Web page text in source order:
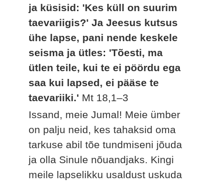
ja küsisid: 'Kes küll on suurim
taevariigis?' Ja Jeesus kutsus
ühe lapse, pani nende keskele
seisma ja ütles: 'Tõesti, ma
ütlen teile, kui te ei pöördu ega
saa kui lapsed, ei pääse te
taevariiki.' Mt 18,1–3
Issand, meie Jumal! Meie ümber
on palju neid, kes tahaksid oma
tarkuse abil tõe tundmiseni jõuda
ja olla Sinule nõuandjaks. Kingi
meile lapselikku usaldust uskuda